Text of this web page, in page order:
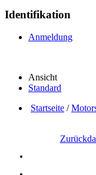
Identifikation
Anmeldung
Ansicht
Standard
Startseite /
Zurück